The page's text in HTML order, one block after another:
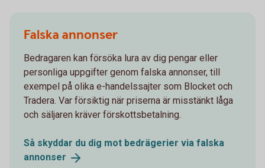
Falska annonser
Bedragaren kan försöka lura av dig pengar eller
personliga uppgifter genom falska annonser, till
exempel på olika e-handelssajter som Blocket och
Tradera. Var försiktig när priserna är misstänkt låga
och säljaren kräver förskottsbetalning.
Så skyddar du dig mot bedrägerier via falska
annonser